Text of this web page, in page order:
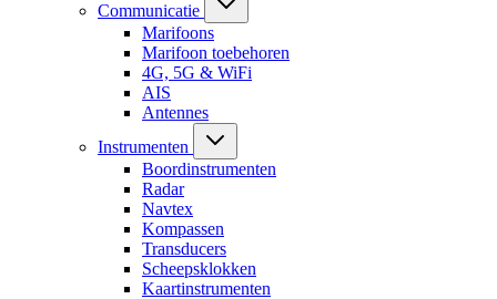
Communicatie
Marifoons
Marifoon toebehoren
4G, 5G & WiFi
AIS
Antennes
Instrumenten
Boordinstrumenten
Radar
Navtex
Kompassen
Transducers
Scheepsklokken
Kaartinstrumenten